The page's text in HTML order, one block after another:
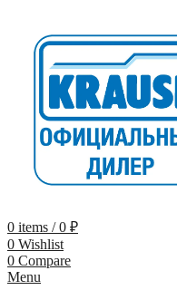
0 items / 0 ₽
0 Wishlist
0 Compare
Menu